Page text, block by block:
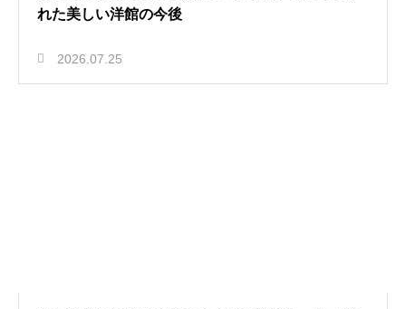
れた美しい洋館の今後
2026.07.25